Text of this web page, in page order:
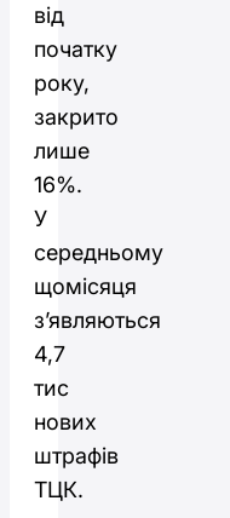
від
початку
року,
закрито
лише
16%.
У
середньому
щомісяця
з’являються
4,7
тис
нових
штрафів
ТЦК.